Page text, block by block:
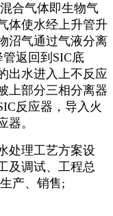
合气体即生物气
体使水经上升管升
沼气通过气液分离
返回到SIC底
出水进入上不反应
上部分三相分离器
反应器，导入火
器。
理工艺方案设
及调试、工程总
产、销售;